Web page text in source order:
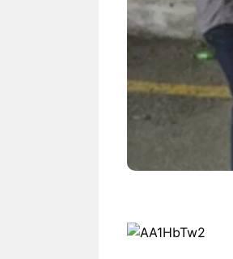
Nunung Srimulat & Vicky
Prasetyo Buka Restoran
Ayam Panggang! Cuma Rp
15 Ribu, Resep Rahasia